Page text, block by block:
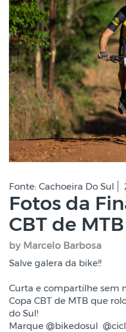
Fonte: Cachoeira Do Sul
Fotos da
CBT de MTB
by Marcelo Barbosa
Salve galera da bike!!
Curta e compartilhe sem
Copa CBT de MTB que
do Sul!
Marque @bikedosul